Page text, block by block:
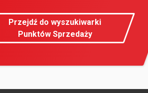
Przejdź do wyszukiwarki
Punktów Sprzedaży